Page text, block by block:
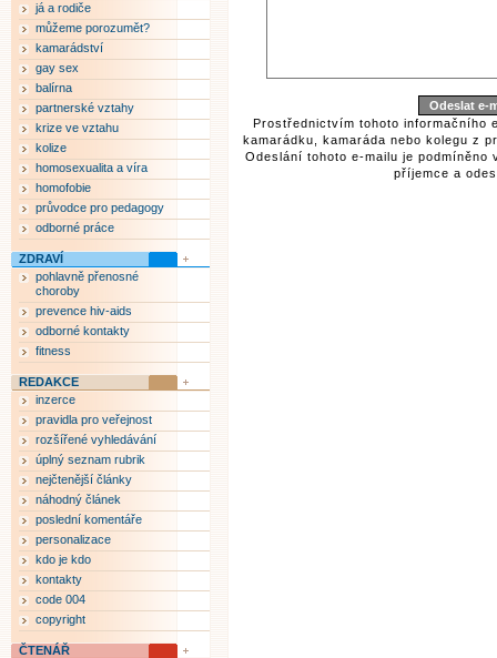
Prostřednictvím tohoto informačního
kamarádku, kamaráda nebo kolegu z
Odeslání tohoto e-mailu je podmíněno
příjemce a
já a rodiče
můžeme porozumět?
kamarádství
gay sex
balírna
partnerské vztahy
krize ve vztahu
kolize
homosexualita a víra
homofobie
průvodce pro pedagogy
odborné práce
ZDRAVÍ
pohlavně přenosné
choroby
prevence hiv-aids
odborné kontakty
fitness
REDAKCE
inzerce
pravidla pro veřejnost
rozšířené vyhledávání
úplný seznam rubrik
nejčtenější články
náhodný článek
poslední komentáře
personalizace
kdo je kdo
kontakty
code 004
copyright
ČTENÁŘ